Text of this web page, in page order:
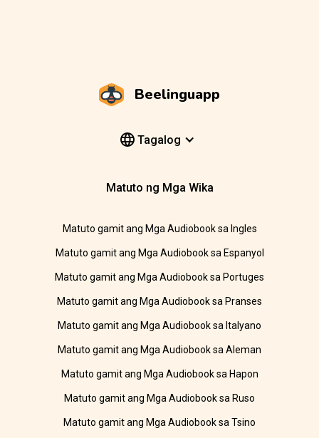
Beelinguapp
Tagalog
Matuto ng Mga Wika
Matuto gamit ang Mga Audiobook sa Ingles
Matuto gamit ang Mga Audiobook sa Espanyol
Matuto gamit ang Mga Audiobook sa Portuges
Matuto gamit ang Mga Audiobook sa Pranses
Matuto gamit ang Mga Audiobook sa Italyano
Matuto gamit ang Mga Audiobook sa Aleman
Matuto gamit ang Mga Audiobook sa Hapon
Matuto gamit ang Mga Audiobook sa Ruso
Matuto gamit ang Mga Audiobook sa Tsino